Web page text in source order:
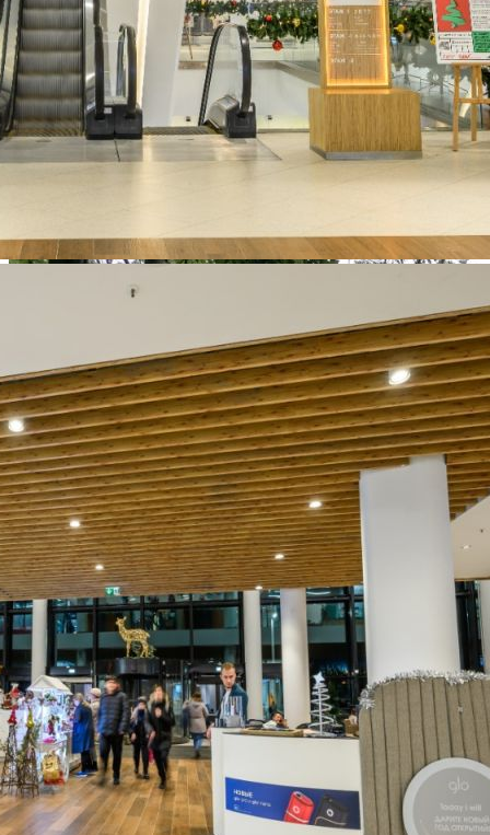
О ТЦ Место встречи Нева,
Москва (Москва /
Московская обл)